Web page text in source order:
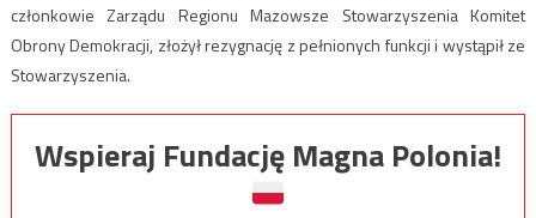
członkowie Zarządu Regionu Mazowsze Stowarzyszenia Komitet
Obrony Demokracji, złożył rezygnację z pełnionych funkcji i wystąpił ze
Stowarzyszenia.
Wspieraj Fundację Magna Polonia!